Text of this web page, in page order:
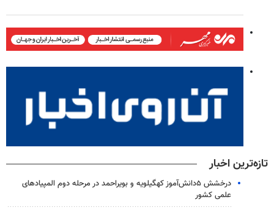
تازه‌ترین اخبار
درخشش ۵دانش‌آموز کهگیلویه و بویراحمد در مرحله دوم المپیادهای
علمی کشور